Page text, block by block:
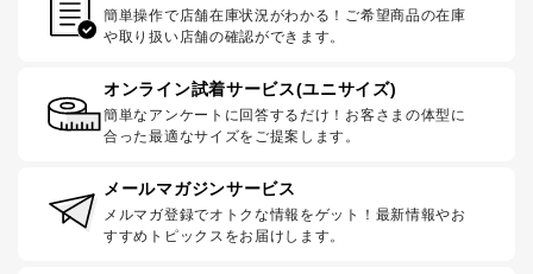
簡単操作で店舗在庫状況がわかる！ご希望商品の在庫
や取り扱い店舗の確認ができます。
オンライン試着サービス(ユニサイズ)
簡単なアンケートに回答するだけ！お客さまの体型に
合った最適なサイズをご提案します。
メールマガジンサービス
メルマガ登録でオトクな情報をゲット！最新情報やお
すすめトピックスをお届けします。